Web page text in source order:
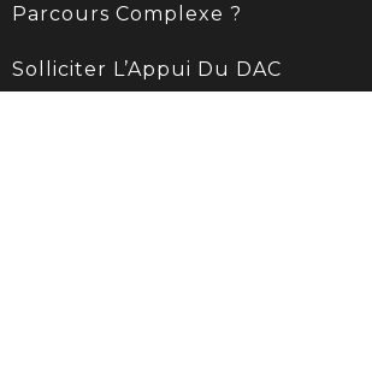
Parcours Complexe ?
Solliciter L’Appui Du DAC